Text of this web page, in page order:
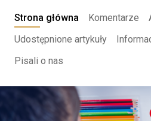
Strona główna Komentarze
Udostępnione artykuły
Pisali o nas